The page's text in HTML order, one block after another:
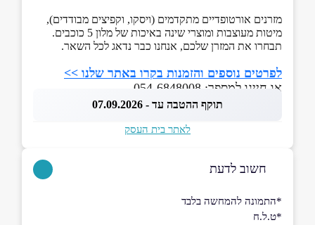
מזרנים אורטופדיים מתקדמים (ויסקו, וקפיצים מבודדים),
מיטות מעוצבות ומוצרי שינה באיכות של מלון 5 כוכבים.
תבחרו את המזרן שלכם, אנחנו כבר נדאג לכל השאר.
לפרטים נוספים והזמנות בקרו באתר שלנו >>
או חייגו למספר: 054-6848008
תוקף ההטבה עד - 07.09.2026
לאתר בית העסק
חשוב לדעת
*התמונה להמחשה בלבד
*ט.ל.ח